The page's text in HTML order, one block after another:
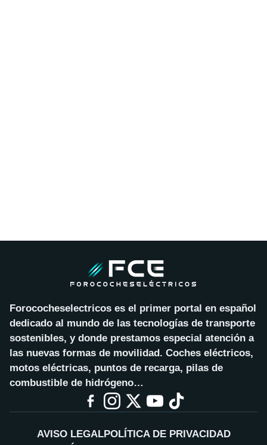
Forococheselectricos es el primer portal en español
dedicado al mundo de las tecnologías de transporte
sostenibles, y donde prestamos especial atención a
las nuevas formas de movilidad. Coches eléctricos,
motos eléctricas, puntos de recarga, pilas de
combustible de hidrógeno…
AVISO LEGALPOLÍTICA DE PRIVACIDAD